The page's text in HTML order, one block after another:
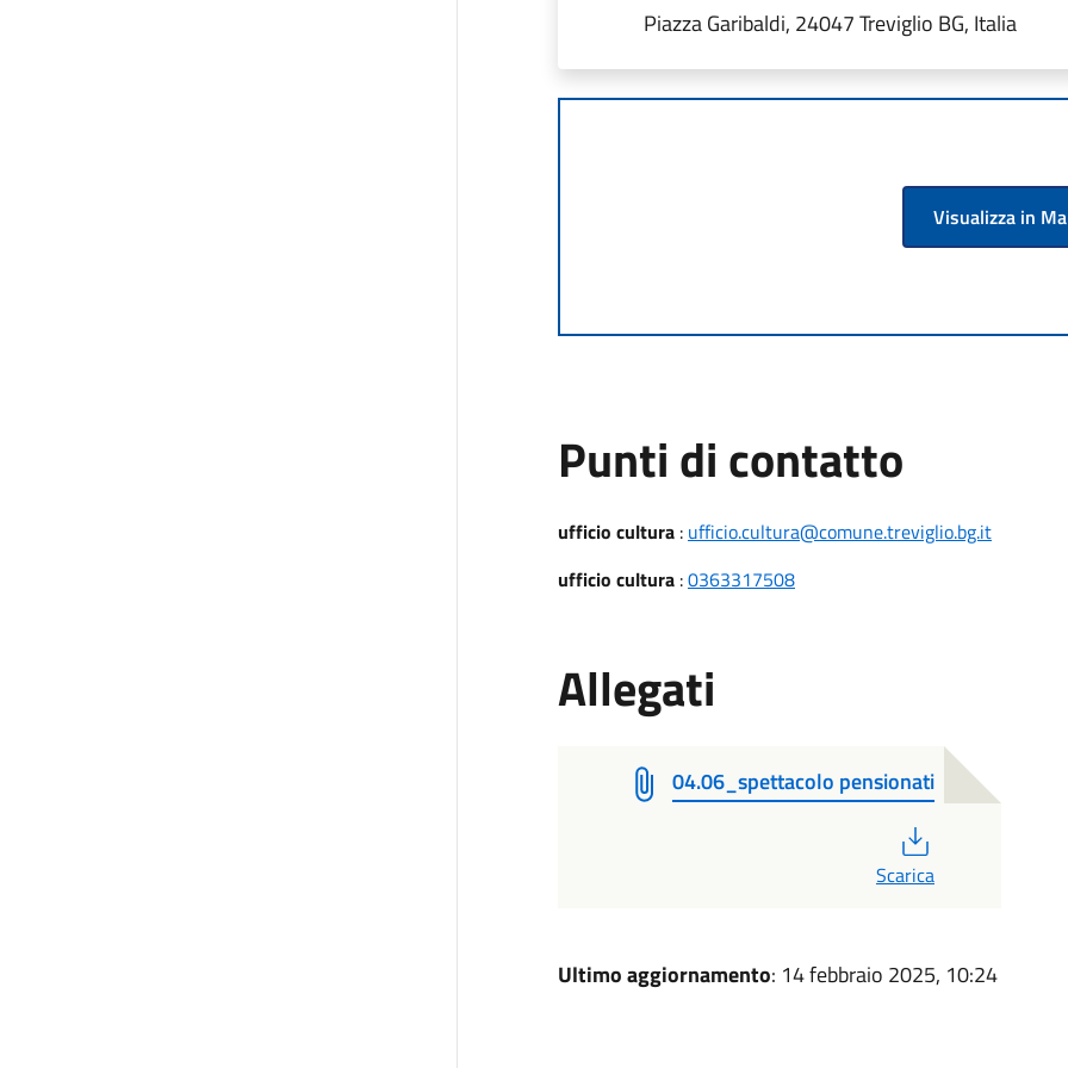
Piazza Garibaldi, 24047 Treviglio BG, Italia
Visualizza in
Punti di contatto
ufficio cultura: ufficio.cultura@comune.treviglio.bg.it
ufficio cultura:0363317508
Allegati
04.06_spettacolo pensionati
Scarica
Ultimo aggiornamento: 14 febbraio 2025, 10:24